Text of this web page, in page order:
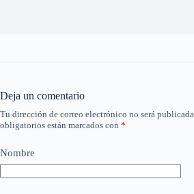
Deja un comentario
Tu dirección de correo electrónico no será publicada.
obligatorios están marcados con *
Nombre